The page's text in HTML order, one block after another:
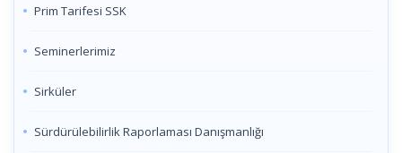
Prim Tarifesi SSK
Seminerlerimiz
Sirküler
Sürdürülebilirlik Raporlaması Danışmanlığı